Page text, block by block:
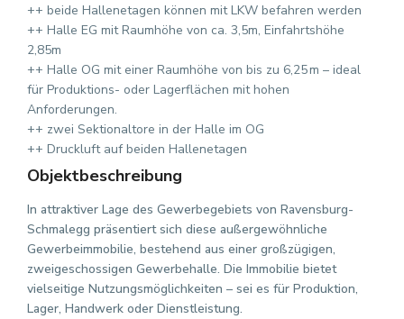
++ beide Hallenetagen können mit LKW befahren werden
++ Halle EG mit Raumhöhe von ca. 3,5m, Einfahrtshöhe
2,85m
++ Halle OG mit einer Raumhöhe von bis zu 6,25 m – ideal
für Produktions- oder Lagerflächen mit hohen
Anforderungen.
++ zwei Sektionaltore in der Halle im OG
++ Druckluft auf beiden Hallenetagen
Objektbeschreibung
In attraktiver Lage des Gewerbegebiets von Ravensburg-
Schmalegg präsentiert sich diese außergewöhnliche
Gewerbeimmobilie, bestehend aus einer großzügigen,
zweigeschossigen Gewerbehalle. Die Immobilie bietet
vielseitige Nutzungsmöglichkeiten – sei es für Produktion,
Lager, Handwerk oder Dienstleistung.